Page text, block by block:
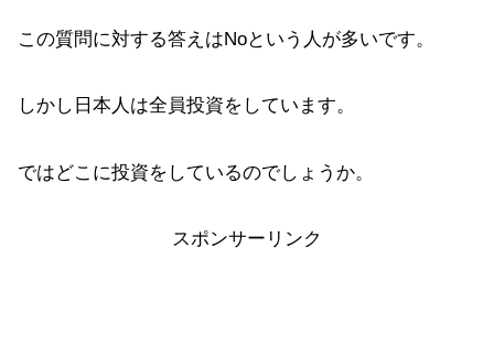
この質問に対する答えはNoという人が多いです。
しかし日本人は全員投資をしています。
ではどこに投資をしているのでしょうか。
スポンサーリンク